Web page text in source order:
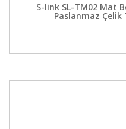
S-link SL-TM02 Mat
Paslanmaz